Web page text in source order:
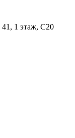
41, 1 этаж, С20